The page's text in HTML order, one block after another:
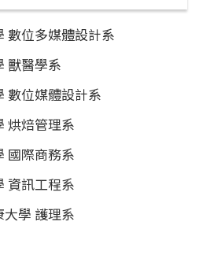
數位多媒體設計系
獸醫學系
數位媒體設計系
烘焙管理系
國際商務系
資訊工程系
大學 護理系